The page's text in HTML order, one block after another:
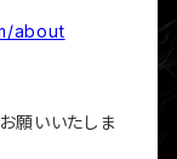
about
願いいたしま